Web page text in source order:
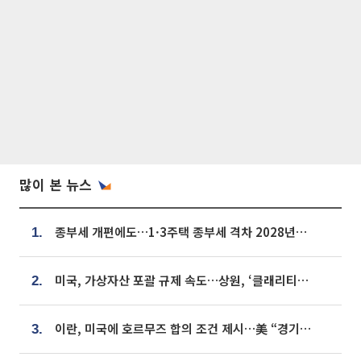
많이 본 뉴스
1. 종부세 개편에도…1·3주택 종부세 격차 2028년부터 확대
2. 미국, 가상자산 포괄 규제 속도…상원, ‘클래리티법’ 9월 절차투표 추진
3. 이란, 미국에 호르무즈 합의 조건 제시…美 “경기 아직 안 끝나” [종합]